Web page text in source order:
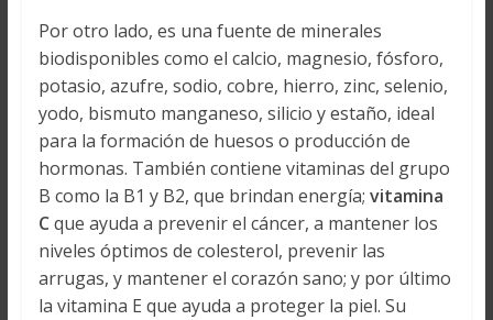
Por otro lado, es una fuente de minerales
biodisponibles como el calcio, magnesio, fósforo,
potasio, azufre, sodio, cobre, hierro, zinc, selenio,
yodo, bismuto manganeso, silicio y estaño, ideal
para la formación de huesos o producción de
hormonas. También contiene vitaminas del grupo
B como la B1 y B2, que brindan energía; vitamina
Cque ayuda a prevenir el cáncer, a mantener los
niveles óptimos de colesterol, prevenir las
arrugas, y mantener el corazón sano; y por último
la vitamina E que ayuda a proteger la piel. Su